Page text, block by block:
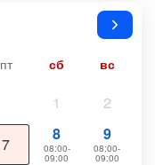
пт сб вс
1 2
7
8
08:00-
09:00
9
08:00-
09:00